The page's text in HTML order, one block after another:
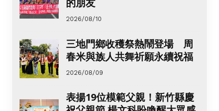
的朋友
2026/08/10
三地門鄉收穫祭熱鬧登場 周
春米與族人共舞祈願永續祝福
2026/08/09
表揚19位模範父親！新竹縣慶